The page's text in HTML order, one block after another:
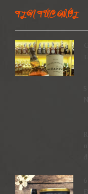
TIN TỨC MỚI